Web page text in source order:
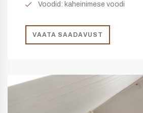
Voodid: kaheinimese voodi
VAATA SAADAVUST